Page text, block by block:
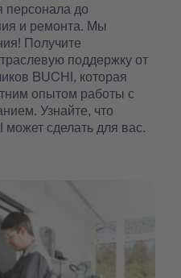
персонала до
и ремонта. Мы
Получите
поддержку от
BUCHI, которая
опытом работы с
Узнайте, что
сделать для вас.